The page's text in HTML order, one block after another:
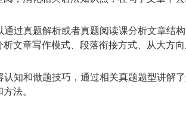
通过真题解析或者真题阅读课分析文章结
文章写作模式、段落衔接方式、从大方
认知和做题技巧，通过相关真题题型讲解
法。